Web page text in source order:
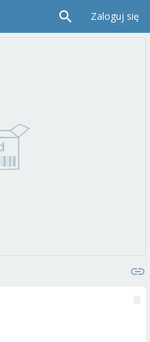
Zaloguj się